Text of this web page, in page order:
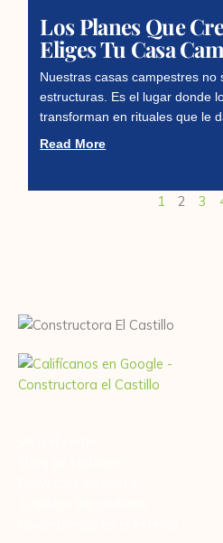
Los Planes Que
Eliges Tu Casa
Nuestras casas campestres no
estructuras. Es el lugar donde
transforman en rituales que le
Read More
1 2 3